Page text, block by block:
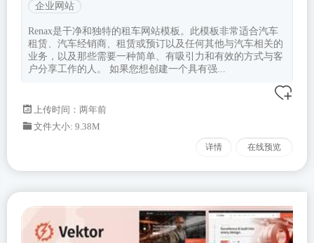
企业网站
Renax是干净和独特的租车网站模板。此模板非常适合汽车
租赁、汽车经销商、租赁或预订以及任何其他与汽车相关的
业务，以及那些需要一种简单、有吸引力和有效的方式与客
户分享工作的人。 如果您想创建一个具有强...
上传时间：两年前
文件大小: 9.38M
详情 在线预览